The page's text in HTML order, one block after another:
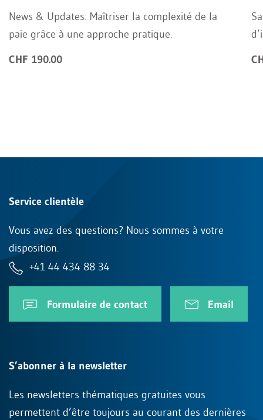
News & Updates: Maîtriser la complexité de la
paie grâce à une approche pratique.
CHF 190.00
Service clientèle
Vous avez des questions? Nous sommes à votre
disposition.
+41 44 434 88 34
Formulaire de contact Email
S’abonner à la newsletter
Les newsletters thématiques gratuites vous
permettent d’être toujours au courant des dernières